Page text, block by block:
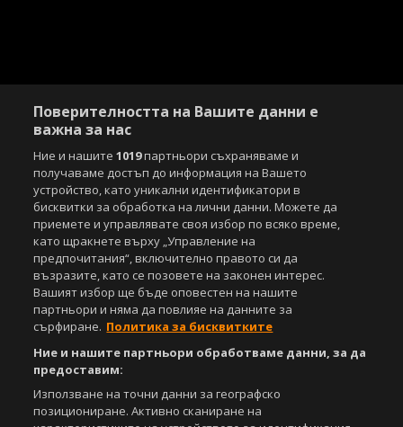
Copyright © 2007-2026 Агенция Спортал. Всички права запазени.
Този уебсайт е собственост наSportal Media Group
За нас Екип За рекламa
Общи условия
Етични правила на НСС
Лични данни
Управление на предпочитания
Съдържанието на този уеб сайт и технологиите, използвани в него, са
под закрила на Закона за авторското право и сродните му права.
Всички статии, репортажи, интервюта и други текстови, графични и
видео материали, публикувани в сайта, са собственост на Агенция
Спортал, освен ако изрично е посочено друго. Допуска се
Агенция Спортал, посочване на източника и добавяне на линк към
www.sportal.bg. Използването на графични и видео материали,
Поверителността на Вашите данни е
важна за нас
Ние и нашите1019партньори съхраняваме и
получаваме достъп до информация на Вашето
устройство, като уникални идентификатори в
бисквитки за обработка на лични данни. Можете да
приемете и управлявате своя избор по всяко време,
като щракнете върху „Управление на
предпочитания“, включително правото си да
възразите, като се позовете на законен интерес.
Вашият избор ще бъде оповестен на нашите
партньори и няма да повлияе на данните за
сърфиране. Политика за бисквитките
Ние и нашите партньори обработваме данни, за да
предоставим:
Използване на точни данни за географско
позициониране. Активно сканиране на